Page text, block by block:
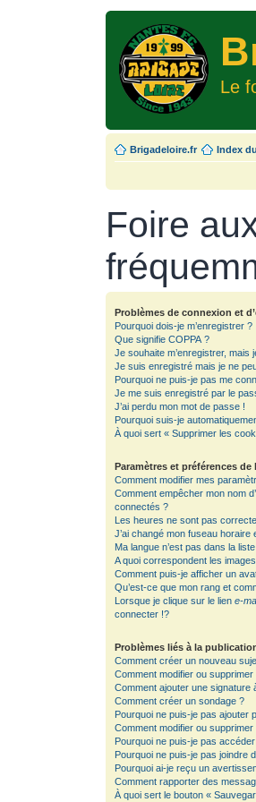
Le
Brigadeloire.fr Index
Foire
Problèmes de connexion et
Pourquoi dois-je m’enregistrer ?
Que signifie COPPA ?
Je souhaite m’enregistrer, mais
Je suis enregistré mais je ne
Pourquoi ne puis-je pas me
Je me suis enregistré par le
J’ai perdu mon mot de passe !
Pourquoi suis-je
À quoi sert « Supprimer les
Paramètres et préférences de
Comment modifier mes
Comment empêcher mon nom
connectés ?
Les heures ne sont pas
J’ai changé mon fuseau horaire
Ma langue n’est pas dans la liste
A quoi correspondent les
Comment puis-je afficher un
Qu’est-ce que mon rang et
Lorsque je clique sur le lien e-
connecter !?
Problèmes liés à la
Comment créer un nouveau
Comment modifier ou
Comment ajouter une signature
Comment créer un sondage ?
Pourquoi ne puis-je pas ajouter
Comment modifier ou
Pourquoi ne puis-je pas
Pourquoi ne puis-je pas joindre
Pourquoi ai-je reçu un
Comment rapporter des
À quoi sert le bouton «